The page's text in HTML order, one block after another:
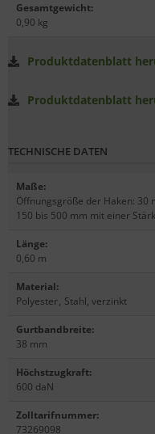
Gesamtgewicht:
0,90 kg
Produktdatenblatt
Produktdatenblatt
TECHNISCHE DATEN
Maße:
Öffnungsgröße der Haken: 30
150 bis 500 mm mit einer
Länge:
0,60 m
Material:
Polyester, Stahl, verzinkt
Gurtbandbreite:
38 mm
Höchstzugkraft:
600 daN
Zolltarifnummer:
73269098